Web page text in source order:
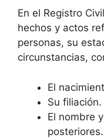
En el Registro
hechos y actos
personas, su
circunstancias,
El
Su filiación.
El nombre
posteriores.